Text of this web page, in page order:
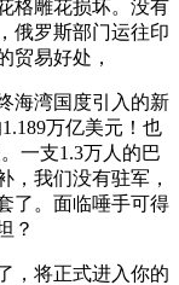
格雕花损坏。没有
俄罗斯部门运往印
贸易好处，
湾国度引入的新
万亿美元！也
一支1.3万人的巴
，我们没有驻军，
了。面临唾手可得
？
将正式进入你的